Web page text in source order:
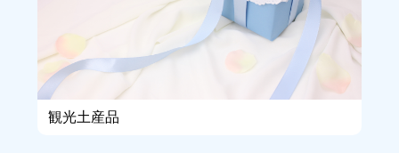
観光土産品